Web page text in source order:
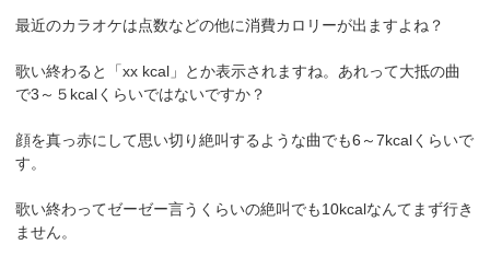
最近のカラオケは点数などの他に消費カロリーが出ますよね？
歌い終わると「xx kcal」とか表示されますね。あれって大抵の曲
で3～５kcalくらいではないですか？
顔を真っ赤にして思い切り絶叫するような曲でも6～7kcalくらいで
す。
歌い終わってゼーゼー言うくらいの絶叫でも10kcalなんてまず行き
ません。